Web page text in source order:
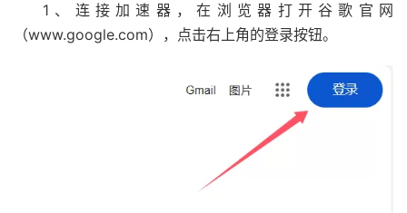
1、连接加速器，在浏览器打开谷歌官网
（www.google.com），点击右上角的登录按钮。